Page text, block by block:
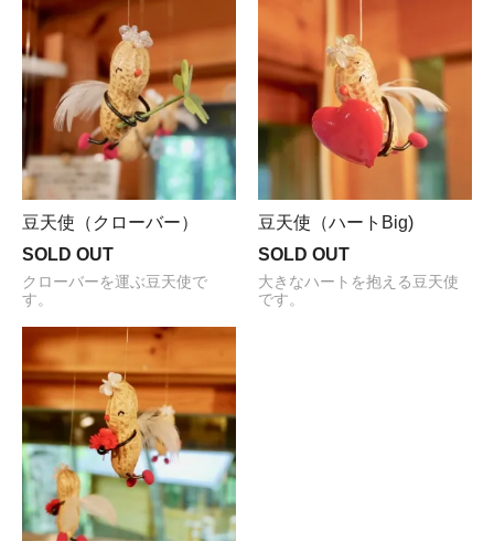
豆天使（クローバー）
SOLD OUT
クローバーを運ぶ豆天使で
す。
豆天使（ハートBig)
SOLD OUT
大きなハートを抱える豆天使
です。